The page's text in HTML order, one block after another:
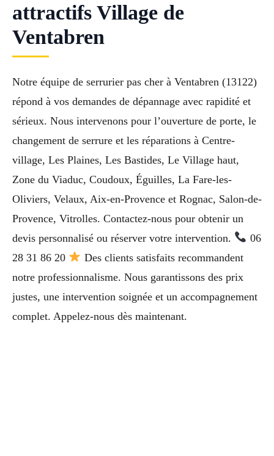
attractifs Village de
Ventabren
Notre équipe de serrurier pas cher à Ventabren (13122)
répond à vos demandes de dépannage avec rapidité et
sérieux. Nous intervenons pour l’ouverture de porte, le
changement de serrure et les réparations à Centre-
village, Les Plaines, Les Bastides, Le Village haut,
Zone du Viaduc, Coudoux, Éguilles, La Fare-les-
Oliviers, Velaux, Aix-en-Provence et Rognac, Salon-de-
Provence, Vitrolles. Contactez-nous pour obtenir un
devis personnalisé ou réserver votre intervention.
06
28 31 86 20
Des clients satisfaits recommandent
notre professionnalisme. Nous garantissons des prix
justes, une intervention soignée et un accompagnement
complet. Appelez-nous dès maintenant.